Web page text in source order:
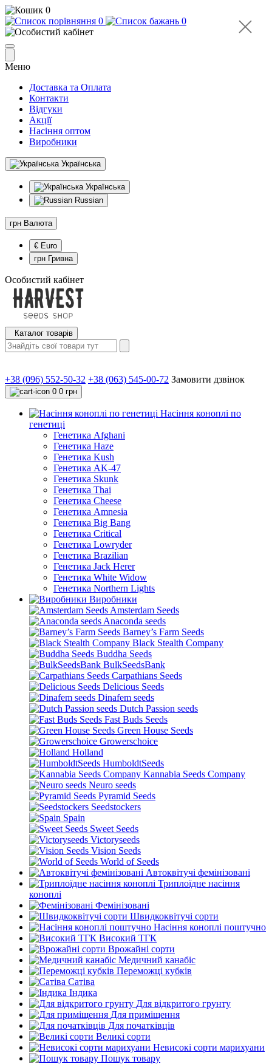
0
0
0
Меню
Доставка та Оплата
Контакти
Відгуки
Акції
Насіння оптом
Виробники
Українська
Українська
Russian
грн Валюта
€ Euro
грн Гривна
Особистий кабінет
Каталог товарів
+38 (096) 552-50-32 +38 (063) 545-00-72 Замовити дзвінок
0 0 грн
Насіння коноплі по
генетиці
Генетика Afghani
Генетика Haze
Генетика Kush
Генетика AK-47
Генетика Skunk
Генетика Thai
Генетика Cheese
Генетика Amnesia
Генетика Big Bang
Генетика Critical
Генетика Lowryder
Генетика Brazilian
Генетика Jack Herer
Генетика White Widow
Генетика Northern Lights
Виробники
Amsterdam Seeds
Anaconda seeds
Barney’s Farm Seeds
Black Stealth Company
Buddha Seeds
BulkSeedsBank
Carpathians Seeds
Delicious Seeds
Dinafem seeds
Dutch Passion seeds
Fast Buds Seeds
Green House Seeds
Growerschoice
Holland
HumboldtSeeds
Kannabia Seeds Company
Neuro seeds
Pyramid Seeds
Seedstockers
Spain
Sweet Seeds
Victoryseeds
Vision Seeds
World of Seeds
Автоквітучі фемінізовані
Триплоїдне насіння
коноплі
Фемінізовані
Швидкоквітучі сорти
Насіння коноплі поштучно
Високий ТГК
Врожайні сорти
Медичний канабіс
Переможці кубків
Сатіва
Індика
Для відкритого грунту
Для приміщення
Для початківців
Великі сорти
Невисокі сорти марихуани
Пошук товару